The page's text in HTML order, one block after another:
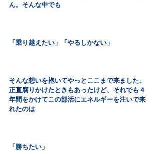
ん。そんな中でも
「乗り越えたい」「やるしかない」
そんな想いを抱いてやっとここまで来ました。
正直腐りかけたときもあったけど、それでも４
年間をかけてこの部活にエネルギーを注いで来
れたのは
「勝ちたい」